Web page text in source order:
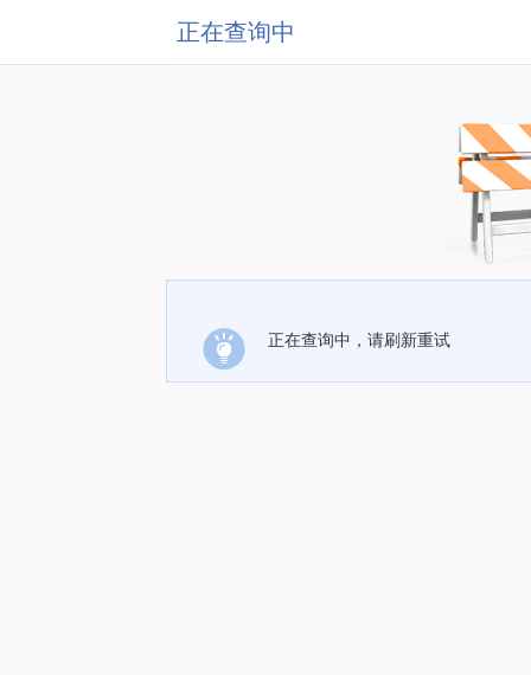
正在查询中
正在查询中，请刷新重试